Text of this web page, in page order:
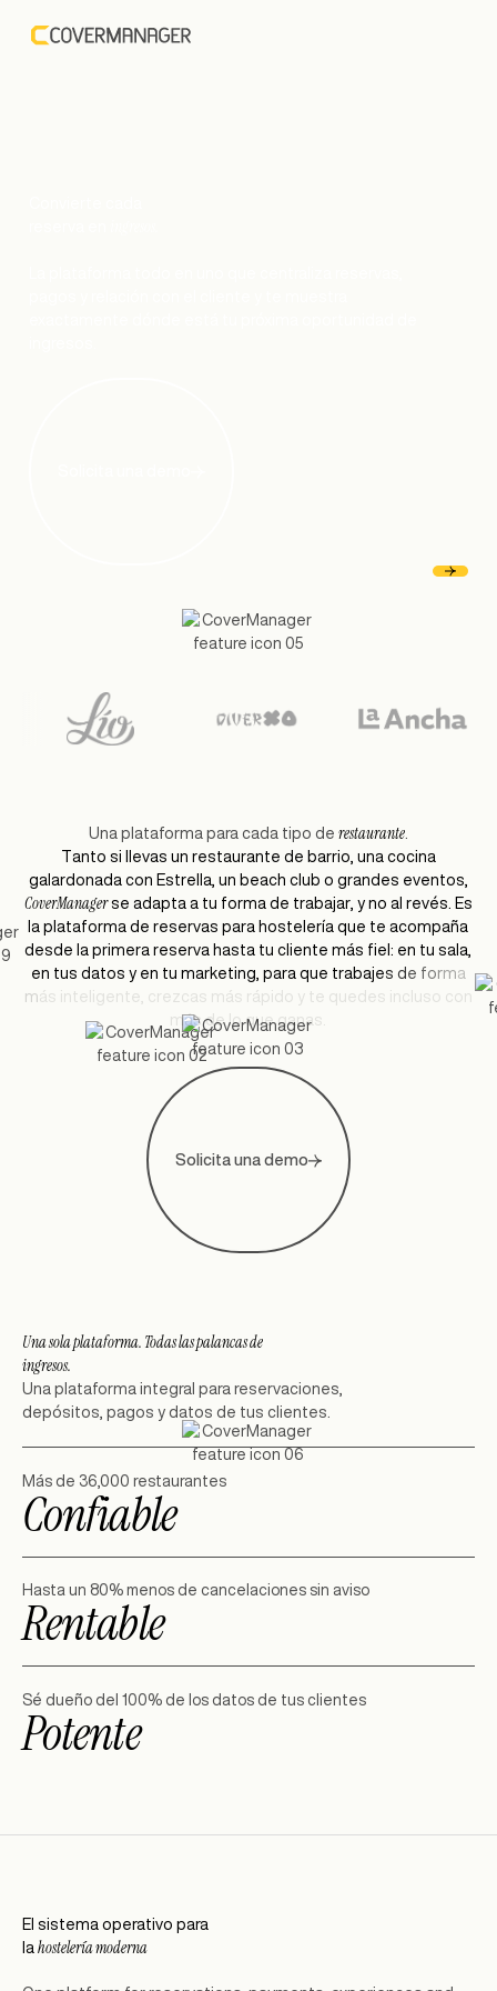
Una plataforma para cada tipo de restaurante.
Tanto si evas un restaurante d e barrio, una cocina
gal ardonada con Estre a, un beach cl u b o grand es eventos,
CoverManager se adapta a tu forma d e trabajar, y no al revés. Es
la p lataforma d e reservas para hoste ería que te acompaña
d esd e la primera reserva hasta tu c liente más fie l: en tu sa la,
en tus datos y en tu marketing, para que trabajes d e forma
más in te igen te c r ezc as más r ápid o y te qued es inc uso c on
más de lo que ganas
Solicita una demo
Una sola plataforma. Todas las palancas de
ingresos.
Una plataforma integral para reservaciones,
depósitos, pagos y datos de tus clientes.
Más de 36,000 restaurantes
Confiable
Hasta un 80% menos de cancelaciones sin aviso
Rentable
Sé dueño del 100% de los datos de tus clientes
Potente
El sistema operativo para
la hostelería moderna